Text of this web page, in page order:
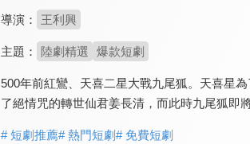
導演： 王利興
主題： 陸劇精選 爆款短劇
500年前紅鸞、天喜二星大戰九尾狐。天喜星
了絕情咒的轉世仙君姜長清，而此時九尾狐即
# 短劇推薦# 熱門短劇# 免費短劇